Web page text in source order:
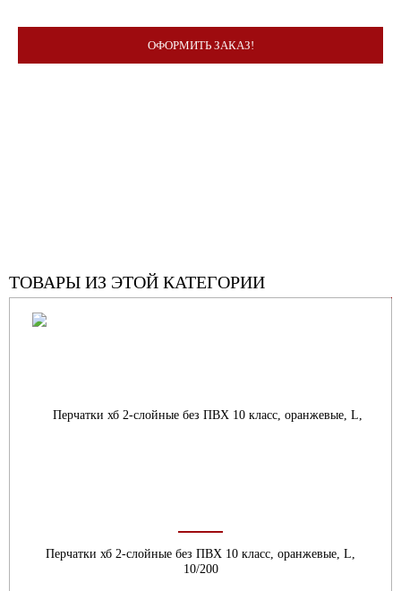
ОФОРМИТЬ ЗАКАЗ!
ТОВАРЫ ИЗ ЭТОЙ КАТЕГОРИИ
Перчатки хб 2-слойные без ПВХ 10 класс, оранжевые, L,
10/200